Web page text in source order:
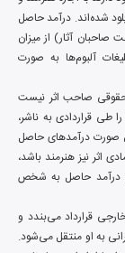
فروش جهت توسعه سرویس بیپ‌تونز و تبلیغات آلبوم‌ها به صورت
باید در نظر داشت که همواره هنرمند از نظر حقوقی صاحب اثر نیست
به صورت مستقیم با او قرارداد بسته شده و درآمد حاصل به شخص